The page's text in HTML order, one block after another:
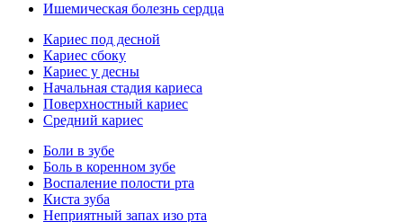
Ишемическая болезнь сердца
Кариес под десной
Кариес сбоку
Кариес у десны
Начальная стадия кариеса
Поверхностный кариес
Средний кариес
Боли в зубе
Боль в коренном зубе
Воспаление полости рта
Киста зуба
Неприятный запах изо рта